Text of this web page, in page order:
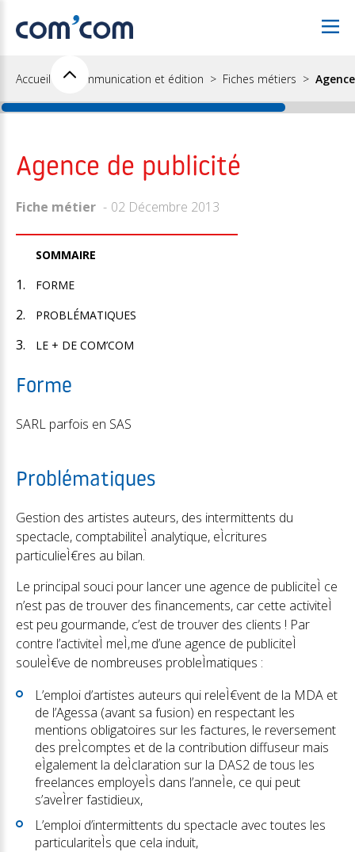
Accueil Communication et édition Fiches métiers
Agence de publicité
Fiche métier 02 Décembre 2013
SOMMAIRE
FORME
PROBLÉMATIQUES
LE + DE COM’COM
Forme
SARL parfois en SAS
Problématiques
Gestion des artistes auteurs, des intermittents du
spectacle, comptabiliteÌ analytique, eÌcritures
particulieÌ€res au bilan.
Le principal souci pour lancer une agence de publiciteÌ ce
n’est pas de trouver des financements, car cette activiteÌ
est peu gourmande, c’est de trouver des clients ! Par
contre l’activiteÌ meÌ‚me d’une agence de publiciteÌ
souleÌ€ve de nombreuses probleÌmatiques :
L’emploi d’artistes auteurs qui releÌ€vent de la MDA et
de l’Agessa (avant sa fusion) en respectant les
mentions obligatoires sur les factures, le reversement
des preÌcomptes et de la contribution diffuseur mais
eÌgalement la deÌclaration sur la DAS2 de tous les
freelances employeÌs dans l’anneÌe, ce qui peut
s’aveÌrer fastidieux,
L’emploi d’intermittents du spectacle avec toutes les
particulariteÌs que cela induit,